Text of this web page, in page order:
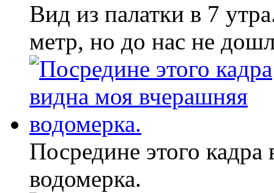
Вид из палатки в 7
метр, но до нас не
Посредине этого
водомерка.